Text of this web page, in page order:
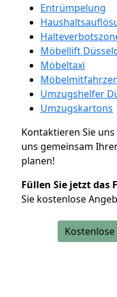
Entrümpelung
Möbellift
Möbeltaxi
Umzugshelfer
Umzugskartons
Kontaktieren Sie
uns gemeinsam
planen!
Füllen Sie jetzt das
Sie kostenlose